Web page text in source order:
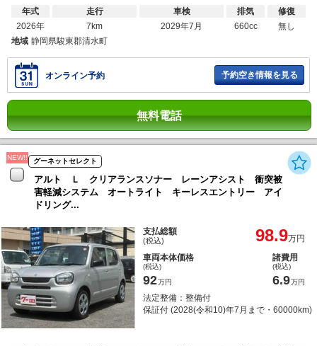
年式
2026年
走行
7km
車検
2029年7月
排気
660cc
修復
無し
地域 静岡県駿東郡清水町
オンライン予約 予約空き情報を見る
無料電話
NEW!! グーネットセレクト
アルト Ｌ クリアランスソナー レーンアシスト 衝突被
害軽減システム オートライト キーレスエントリー アイ
ドリング...
支払総額
(税込) 98.9万円
車両本体価格
(税込)
92万円
諸費用
(税込)
6.9万円
法定整備：整備付
保証付 (2028(令和10)年7月まで・60000km)